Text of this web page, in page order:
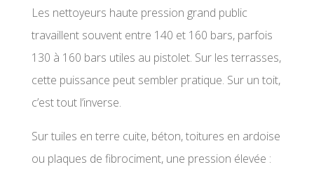
Les nettoyeurs haute pression grand public
travaillent souvent entre 140 et 160 bars, parfois
130 à 160 bars utiles au pistolet. Sur les terrasses,
cette puissance peut sembler pratique. Sur un toit,
c’est tout l’inverse.
Sur tuiles en terre cuite, béton, toitures en ardoise
ou plaques de fibrociment, une pression élevée :